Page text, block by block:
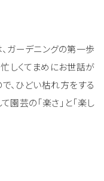
ガーデニングの第一歩
忙しくてまめにお世話が
、ひどい枯れ方をする
園芸の「楽さ」と「楽し